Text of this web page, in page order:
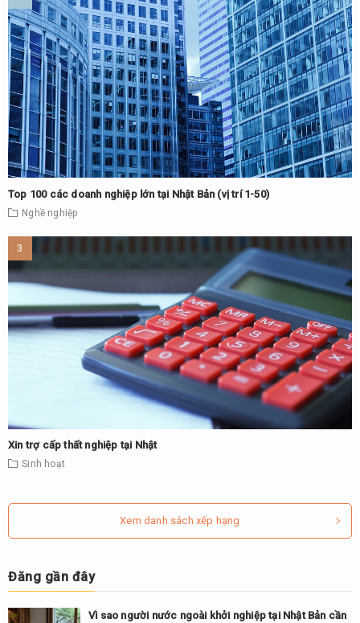
Top 100 các doanh nghiệp lớn tại Nhật Bản (vị trí 1-50)
Nghề nghiệp
Xin trợ cấp thất nghiệp tại Nhật
Sinh hoạt
Xem danh sách xếp hạng
Đăng gần đây
Vì sao người nước ngoài khởi nghiệp tại Nhật Bản cần